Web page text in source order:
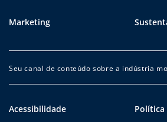
Marketing
Seu canal de conteúdo sobre a indústria
Acessibilidade Política